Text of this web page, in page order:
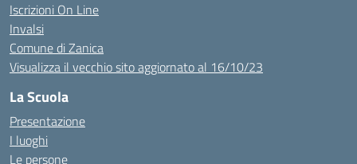
Iscrizioni On Line
Invalsi
Comune di Zanica
Visualizza il vecchio sito aggiornato al 16/10/23
La Scuola
Presentazione
I luoghi
Le persone